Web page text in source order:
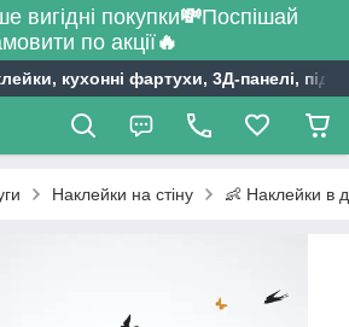
вигідні покупки💸Поспішай
по акції🔥
кухонні фартухи, 3Д-панелі,
Наклейки на стіну 👶 Наклейки в